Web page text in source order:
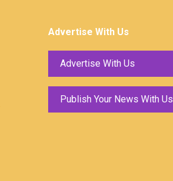
Advertise With Us
Advertise With Us
Publish Your News With Us